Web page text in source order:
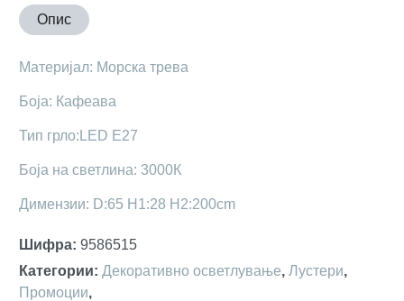
Опис
Maтеријал: Морска трева
Боја: Кафеава
Тип грло:LED E27
Боја на светлина: 3000К
Димензии: D:65 H1:28 H2:200cm
Шифра: 9586515
Категории: Декоративно осветлување, Лустери,
Промоции,